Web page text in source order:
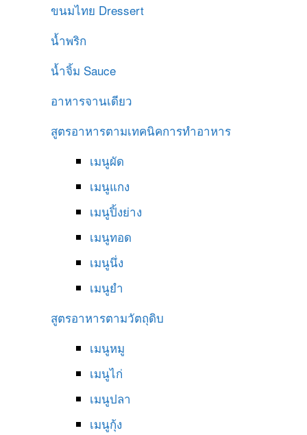
ขนมไทย Dressert
น้ำพริก
น้ำจิ้ม Sauce
อาหารจานเดียว
สูตรอาหารตามเทคนิคการทำอาหาร
เมนูผัด
เมนูแกง
เมนูปิ้งย่าง
เมนูทอด
เมนูนึ่ง
เมนูยำ
สูตรอาหารตามวัตถุดิบ
เมนูหมู
เมนูไก่
เมนูปลา
เมนูกุ้ง